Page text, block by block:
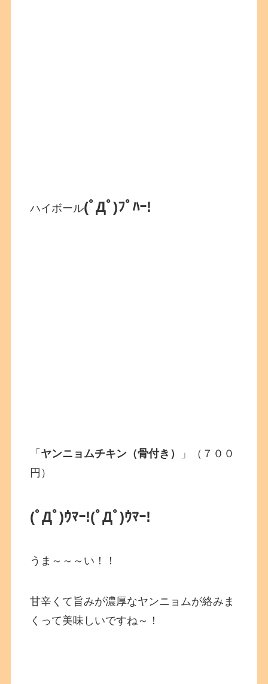
ハイボール(ﾟДﾟ)ﾌﾟﾊｰ!
「 ヤンニョムチキン（骨付き）
」（７００
円）
(ﾟДﾟ)ｳﾏｰ!(ﾟДﾟ)ｳﾏｰ!
うま～～～い！！
甘辛くて旨みが濃厚なヤンニョムが絡みま
くって美味しいですね～！